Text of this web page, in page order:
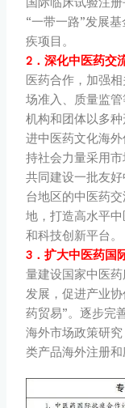
“一带一路”发展
疾项目。
2．深化中医药交
医药合作，加强
场准入、质量监
机构和团体以多
进中医药文化海
持社会力量采用
共同建设一批友
台地区的中医药
地，打造高水平
和科技创新平台。
3．扩大中医药国
量建设国家中医
发展，促进产业
药贸易”。逐步完
海外市场政策研
类产品海外注册和